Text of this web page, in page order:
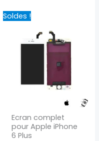
Soldes !
Ecran complet
pour Apple iPhone
6 Plus
initial
était :
59,00 €.
est :
a
plusieurs
variations.
Les
options
peuvent
être
choisies
sur